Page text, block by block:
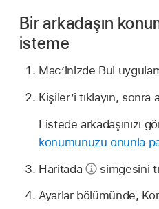
Bir arkadaşın
isteme
Mac’inizde Bul
Kişiler’i tıklayın, sonra
Listede arkadaşınızı
konumunuzu onunla
Haritada
simgesini
Ayarlar bölümünde,